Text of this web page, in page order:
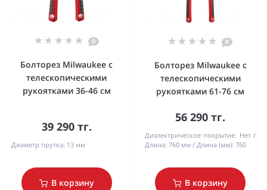
0
Болторез Milwaukee с
телескопическими
рукоятками 36-46 см
39 290 тг.
Диаметр прутка: 13 мм
В корзину
0
Болторез Milwaukee с
телескопическими
рукоятками 61-76 см
56 290 тг.
Диэлектрическое покрытие: Нет
Длина: 760 мм Длина (мм): 760
В корзину